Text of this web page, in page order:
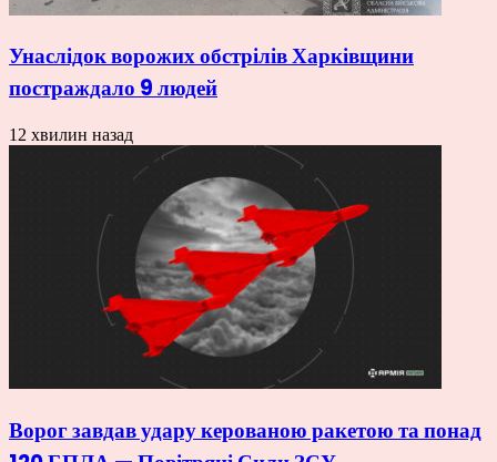
Унаслідок ворожих обстрілів Харківщини
постраждало 9 людей
12 хвилин назад
Ворог завдав удару керованою ракетою та понад